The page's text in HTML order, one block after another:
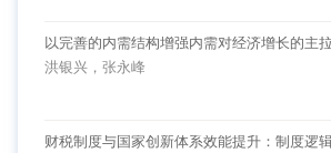
以完善的内需结构增强内需对经济增长的主
洪银兴，张永峰
财税制度与国家创新体系效能提升：制度逻